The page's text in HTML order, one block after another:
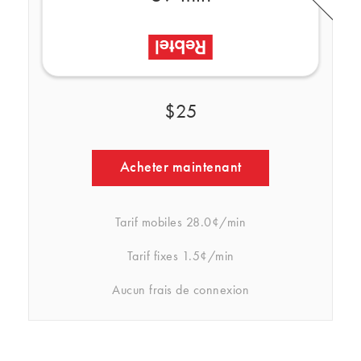
$25
Acheter maintenant
Tarif mobiles 28.0¢/min
Tarif fixes 1.5¢/min
Aucun frais de connexion